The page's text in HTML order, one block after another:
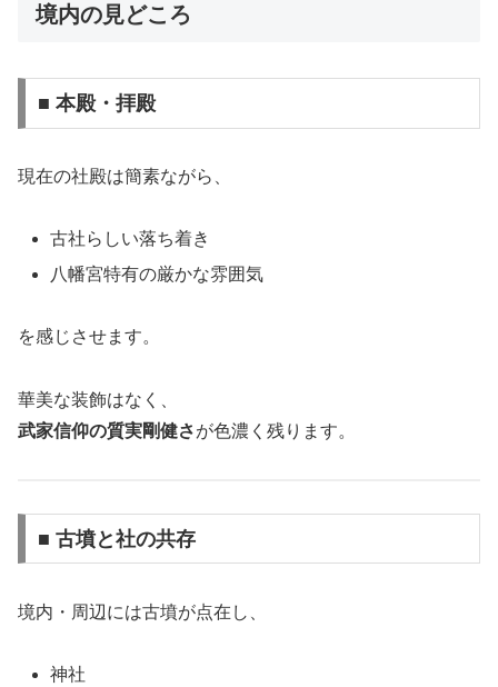
境内の見どころ
■ 本殿・拝殿
現在の社殿は簡素ながら、
古社らしい落ち着き
八幡宮特有の厳かな雰囲気
を感じさせます。
華美な装飾はなく、
武家信仰の質実剛健さが色濃く残ります。
■ 古墳と社の共存
境内・周辺には古墳が点在し、
神社